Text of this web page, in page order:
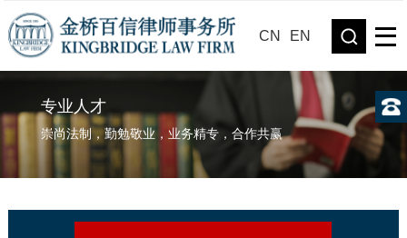
CN EN
专业人才
崇尚法制，勤勉敬业，业务精专，合作共赢